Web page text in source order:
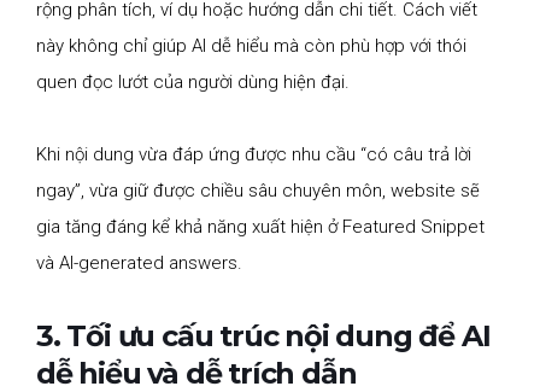
rộng phân tích, ví dụ hoặc hướng dẫn chi tiết. Cách viết
này không chỉ giúp AI dễ hiểu mà còn phù hợp với thói
quen đọc lướt của người dùng hiện đại.
Khi nội dung vừa đáp ứng được nhu cầu “có câu trả lời
ngay”, vừa giữ được chiều sâu chuyên môn, website sẽ
gia tăng đáng kể khả năng xuất hiện ở Featured Snippet
và AI-generated answers.
3. Tối ưu cấu trúc nội dung để AI
dễ hiểu và dễ trích dẫn